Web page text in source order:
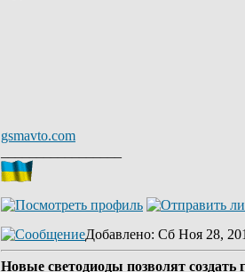
gsmavto.com
Добавлено: Сб Ноя 28,
Новые светодиоды позволят